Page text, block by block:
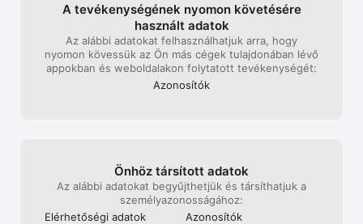
A tevékenysé­gé­nek nyo­mon követé­sé­re
használt adatok
Az alábbi adatokat felhasznál­hatjuk arra, hogy
nyomon kövessük az Ön más cégek tulajdonában lévő
appokban és web­oldalakon folytatott tevékeny­ségét:
Azonosítók
Önhöz társított adatok
Az alábbi adatokat begyűjthetjük és társíthatjuk a
személy­azonos­ságához:
Elérhetőségi adatok
Azonosítók